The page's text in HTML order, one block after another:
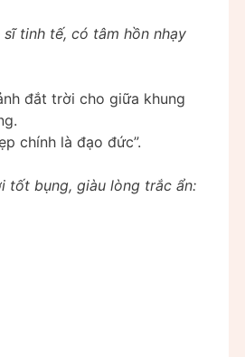
tinh tế, có tâm hồn nhạy
đắt trời cho giữa khung
chính là đạo đức”.
tốt bụng, giàu lòng trắc ẩn: